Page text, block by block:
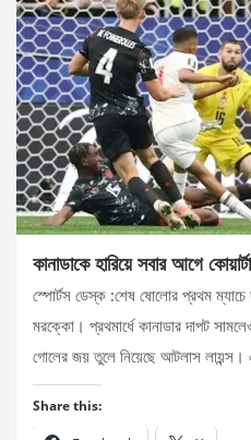
কানাডাকে হারিয়ে সবার আগে
স্পোর্টস ডেস্ক :শেষ ষোলোর প্রথম ম্যাচে
মরক্কো। প্রথমার্ধে কানাডার দাপট
গোলের জয় তুলে নিয়েছে আটলাস লায়ন্স।
Share this: